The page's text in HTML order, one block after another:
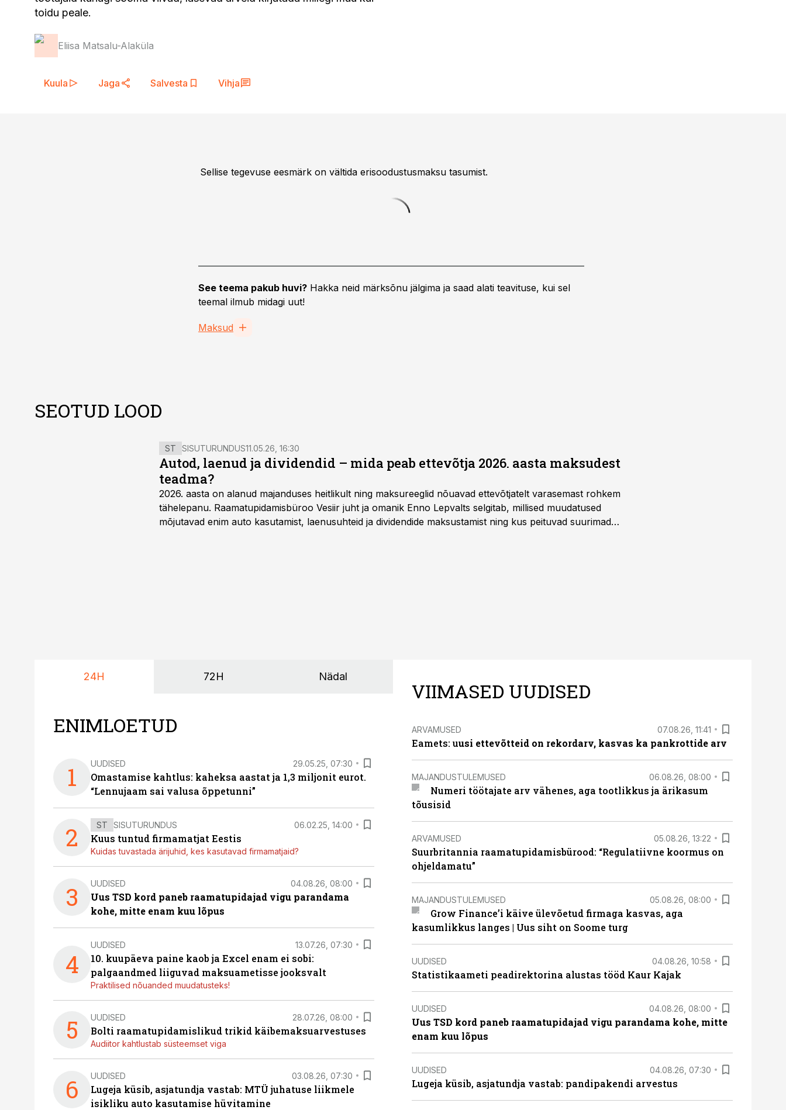
toidu peale.
Eliisa Matsalu-Alaküla
Kuula Jaga Salvesta Vihja
Sellise tegevuse eesmärk on vältida erisoodustusmaksu tasumist.
See teema pakub huvi? Hakka neid märksõnu jälgima ja saad alati teavituse, kui sel
teemal ilmub midagi uut!
Maksud
SEOTUD LOOD
ST SISUTURUNDUS11.05.26, 16:30
Autod, laenud ja dividendid – mida peab ettevõtja 2026. aasta maksudest
teadma?
2026. aasta on alanud majanduses heitlikult ning maksureeglid nõuavad ettevõtjatelt varasemast rohkem
tähelepanu. Raamatupidamisbüroo Vesiir juht ja omanik Enno Lepvalts selgitab, millised muudatused
mõjutavad enim auto kasutamist, laenusuhteid ja dividendide maksustamist ning kus peituvad suurimad
24H 72H Nädal
ENIMLOETUD
1 UUDISED 29.05.25, 07:30
Omastamise kahtlus: kaheksa aastat ja 1,3 miljonit eurot.
“Lennujaam sai valusa õppetunni”
2 ST SISUTURUNDUS 06.02.25, 14:00
Kuus tuntud firmamatjat Eestis
Kuidas tuvastada ärijuhid, kes kasutavad firmamatjaid?
3 UUDISED 04.08.26, 08:00
Uus TSD kord paneb raamatupidajad vigu parandama
kohe, mitte enam kuu lõpus
4
UUDISED 13.07.26, 07:30
10. kuupäeva paine kaob ja Excel enam ei sobi:
palgaandmed liiguvad maksuametisse jooksvalt
Praktilised nõuanded muudatusteks!
5 UUDISED 28.07.26, 08:00
Bolti raamatupidamislikud trikid käibemaksuarvestuses
Audiitor kahtlustab süsteemset viga
6 UUDISED 03.08.26, 07:30
Lugeja küsib, asjatundja vastab: MTÜ juhatuse liikmele
isikliku auto kasutamise hüvitamine
VIIMASED UUDISED
ARVAMUSED 07.08.26, 11:41
Eamets: uusi ettevõtteid on rekordarv, kasvas ka pankrottide arv
MAJANDUSTULEMUSED 06.08.26, 08:00
Numeri töötajate arv vähenes, aga tootlikkus ja ärikasum
tõusisid
ARVAMUSED 05.08.26, 13:22
Suurbritannia raamatupidamisbürood: “Regulatiivne koormus on
ohjeldamatu”
MAJANDUSTULEMUSED 05.08.26, 08:00
Grow Finance’i käive ülevõetud firmaga kasvas, aga
kasumlikkus langes | Uus siht on Soome turg
UUDISED 04.08.26, 10:58
Statistikaameti peadirektorina alustas tööd Kaur Kajak
UUDISED 04.08.26, 08:00
Uus TSD kord paneb raamatupidajad vigu parandama kohe, mitte
enam kuu lõpus
UUDISED 04.08.26, 07:30
Lugeja küsib, asjatundja vastab: pandipakendi arvestus